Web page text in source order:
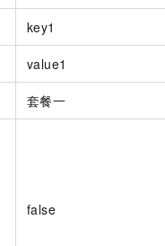
key1
value1
套餐一
false